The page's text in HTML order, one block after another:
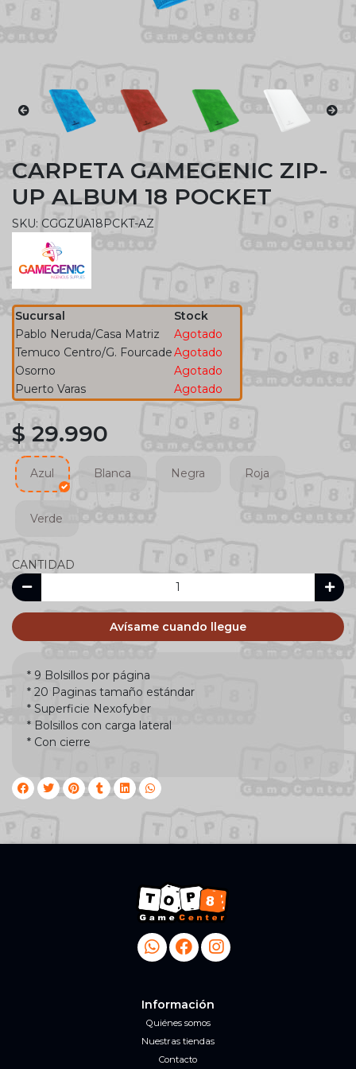
CARPETA GAMEGENIC ZIP-
UP ALBUM 18 POCKET
SKU: CGGZUA18PCKT-AZ
Sucursal
Stock
Pablo Neruda/Casa Matriz
Agotado
Temuco Centro/G. FourcadeAgotado
Osorno
Agotado
Puerto Varas
Agotado
$ 29.990
Azul Blanca Negra Roja
Verde
CANTIDAD
Avísame cuando llegue
* 9 Bolsillos por página
* 20 Paginas tamaño estándar
* Superficie Nexofyber
* Bolsillos con carga lateral
* Con cierre
Información
Quiénes somos
Nuestras tiendas
Contacto